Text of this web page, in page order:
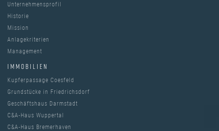
Unternehmensprofil
Historie
Mission
Anlagekriterien
Management
IMMOBILIEN
Kupferpassage Coesfeld
Grundstücke in Friedrichsdorf
Geschäftshaus Darmstadt
C&A-Haus Wuppertal
C&A-Haus Bremerhaven